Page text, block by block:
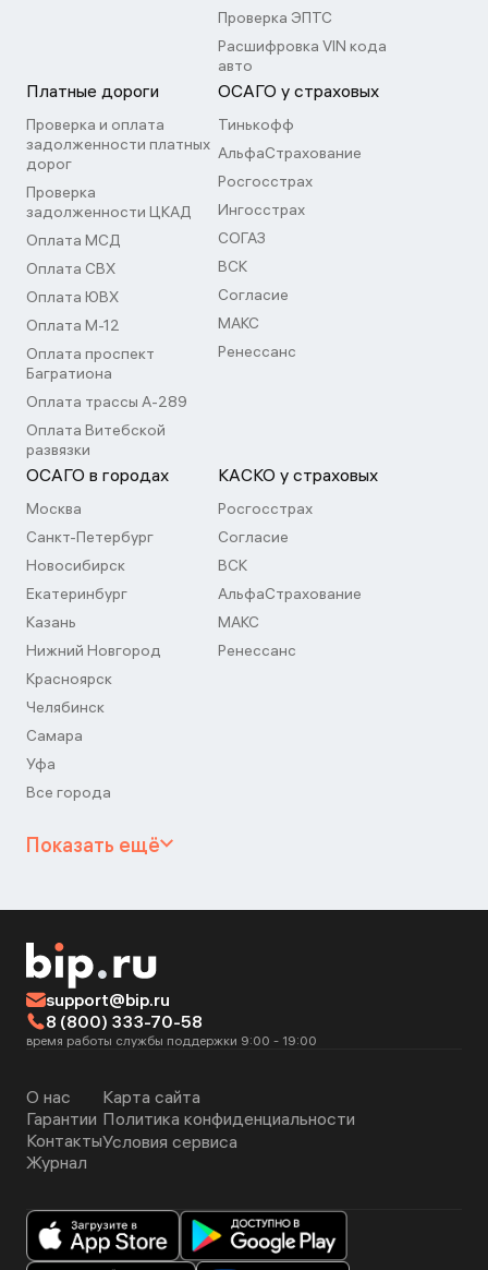
Проверка ЭПТС
Расшифровка VIN кода
авто
Платные дороги
Проверка и оплата
задолженности платных
дорог
Проверка
задолженности ЦКАД
Оплата МСД
Оплата СВХ
Оплата ЮВХ
Оплата М-12
Оплата проспект
Багратиона
Оплата трассы А-289
Оплата Витебской
развязки
ОСАГО у страховых
Тинькофф
АльфаСтрахование
Росгосстрах
Ингосстрах
СОГАЗ
ВСК
Согласие
МАКС
Ренессанс
ОСАГО в городах
Москва
Санкт-Петербург
Новосибирск
Екатеринбург
Казань
Нижний Новгород
Красноярск
Челябинск
Самара
Уфа
Все города
КАСКО у страховых
Росгосстрах
Согласие
ВСК
АльфаСтрахование
МАКС
Ренессанс
Показать ещё
support@bip.ru
8 (800) 333-70-58
время работы службы поддержки 9:00 - 19:00
О нас
Гарантии
Контакты
Журнал
Карта сайта
Политика конфиденциальности
Условия сервиса